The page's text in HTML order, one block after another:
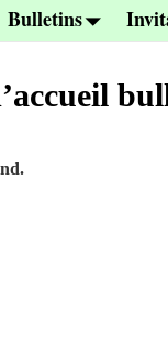
Bulletins